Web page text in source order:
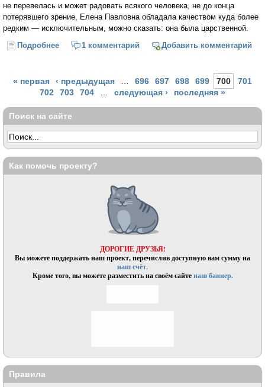
не перевелась и может радовать всякого человека, не до конца
потерявшего зрение, Елена Павловна обладала качеством куда более
редким — исключительным, можно сказать: она была царственной.
Подробнее о Царственная (Свящ. Ярослав Шипов)
1 комментарий Добавить комментарий
Страницы
« первая ‹ предыдущая 696 697 698 699 700
701
702
703 704 следующая › последняя »
Поиск на сайте
Как помочь проекту?
ДОРОГИЕ ДРУЗЬЯ!
Вы можете поддержать наш проект, перечислив доступную вам сумму на
наш счёт.
Кроме того, вы можете разместить на своём сайтенаш баннер.
Правила